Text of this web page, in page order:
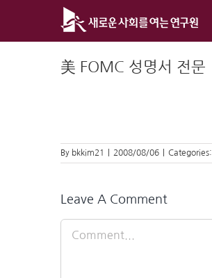
美 FOMC 성명서 전문
By bkkim21 2008/08/06 Categories:
Leave A Comment